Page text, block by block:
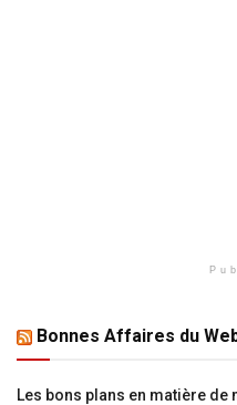
Bonnes Affaires du
Les bons plans en matière